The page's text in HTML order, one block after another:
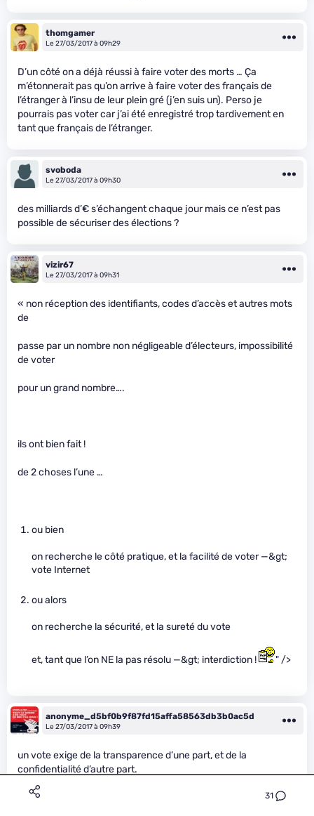
31
thomgamer
Le 27/03/2017 à 09h29
D’un côté on a déjà réussi à faire voter des morts … Ça
m’étonnerait pas qu’on arrive à faire voter des français de
l’étranger à l’insu de leur plein gré (j’en suis un). Perso je
pourrais pas voter car j’ai été enregistré trop tardivement en
tant que français de l’étranger.
svoboda
Le 27/03/2017 à 09h30
des milliards d’€ s’échangent chaque jour mais ce n’est pas
possible de sécuriser des élections ?
vizir67
Le 27/03/2017 à 09h31
« non réception des identifiants, codes d’accès et autres mots
de
passe par un nombre non négligeable d’électeurs, impossibilité
de voter
pour un grand nombre….
ils ont bien fait !
de 2 choses l’une …
ou bien
on recherche le côté pratique, et la facilité de voter —&gt;
vote Internet
ou alors
on recherche la sécurité, et la sureté du vote
et, tant que l’on NE la pas résolu —&gt; interdiction ! " />
anonyme_d5bf0b9f87fd15affa58563db3b0ac5d
Le 27/03/2017 à 09h39
un vote exige de la transparence d’une part, et de la
confidentialité d’autre part.
un flux financier n’exige que de la confidentialité, c’est